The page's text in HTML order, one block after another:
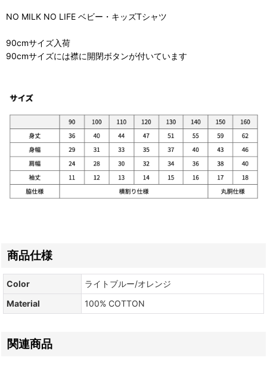
NO MILK NO LIFE ベビー・キッズTシャツ
90cmサイズ入荷
90cmサイズには襟に開閉ボタンが付いています
商品仕様
Color
ライトブルー/オレンジ
Material
100% COTTON
関連商品